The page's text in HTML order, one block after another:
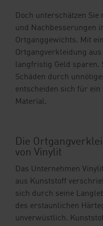
Doch unterschätzen
und Nachbesserungen
Ortganggewichts. Mit
Ortgangverkleidung
langfristig Geld sparen.
Schäden durch
entscheiden sich für
Material.
Die
von Vinylit
Das Unternehmen
aus Kunststoff
sich durch seine
des erstaunlichen
unverwüstlich.